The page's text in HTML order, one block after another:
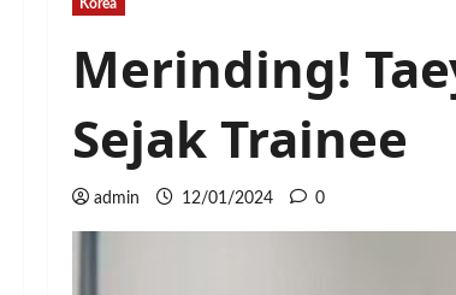
Korea
Merinding!
Sejak Trainee
admin 12/01/2024 0